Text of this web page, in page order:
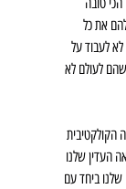
את כל
לעבוד על
לעולם לא
הקולקטיבית
העדין שלנו
ביחד עם